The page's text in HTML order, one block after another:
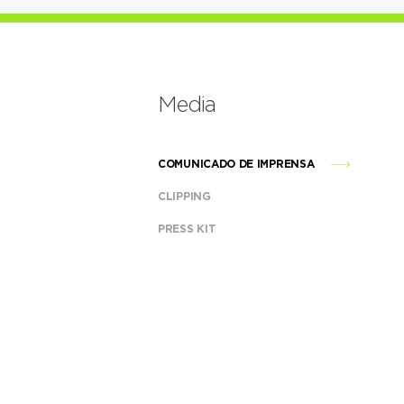
Media
COMUNICADO DE IMPRENSA
CLIPPING
PRESS KIT